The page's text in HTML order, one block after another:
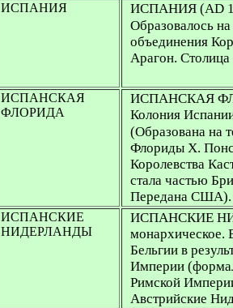
ИСПАНИЯ ИСПАНИЯ (AD
Образовалось
объединения
Арагон.
ИСПАНСКАЯ
ФЛОРИДА
ИСПАНСКАЯ
Колония
(Образована на
Флориды Х.
Королевства
стала частью
Передана США).
ИСПАНСКИЕ
НИДЕРЛАНДЫ
ИСПАНСКИЕ
монархическое.
Бельгии в
Империи
Римской
Австрийские